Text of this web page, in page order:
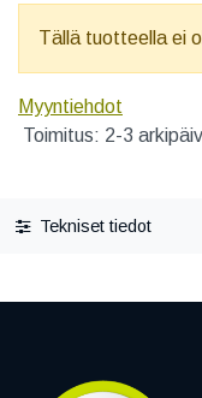
Tällä tuotteella ei
Myyntiehdot
Toimitus: 2-3
Tekniset tiedot